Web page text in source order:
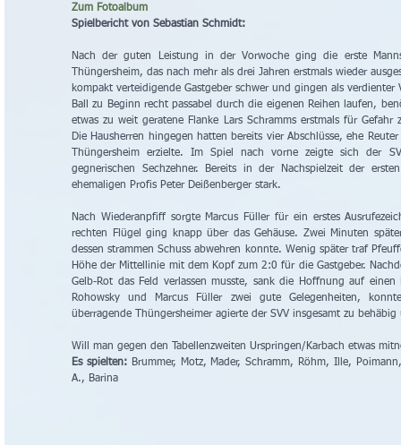
Zum Fotoalbum
Spielbericht von Sebastian Schmidt:
Nach der guten Leistung in der Vorwoche ging die erste
Thüngersheim, das nach mehr als drei Jahren erstmals wieder
kompakt verteidigende Gastgeber schwer und gingen als
Ball zu Beginn recht passabel durch die eigenen Reihen laufen,
etwas zu weit geratene Flanke Lars Schramms erstmals für
Die Hausherren hingegen hatten bereits vier Abschlüsse, ehe
Thüngersheim erzielte. Im Spiel nach vorne zeigte sich der
gegnerischen Sechzehner. Bereits in der Nachspielzeit der
ehemaligen Profis Peter Deißenberger stark.
Nach Wiederanpfiff sorgte Marcus Füller für ein erstes
rechten Flügel ging knapp über das Gehäuse. Zwei Minuten
dessen strammen Schuss abwehren konnte. Wenig später traf
Höhe der Mittellinie mit dem Kopf zum 2:0 für die Gastgeber.
Gelb-Rot das Feld verlassen musste, sank die Hoffnung auf
Rohowsky und Marcus Füller zwei gute Gelegenheiten,
überragende Thüngersheimer agierte der SVV insgesamt zu
Will man gegen den Tabellenzweiten Urspringen/Karbach etwas
Es spielten: Brummer, Motz, Mader, Schramm, Röhm, Ille,
A., Barina